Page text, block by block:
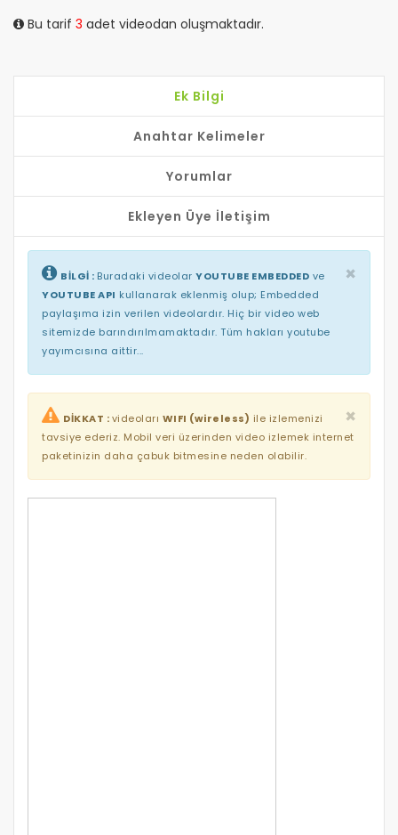
Bu tarif 3 adet videodan oluşmaktadır.
Ek Bilgi
Anahtar Kelimeler
Yorumlar
Ekleyen Üye İletişim
×
BİLGİ : Buradaki videolar YOUTUBE EMBEDDED ve
YOUTUBE API kullanarak eklenmiş olup; Embedded
paylaşıma izin verilen videolardır. Hiç bir video web
sitemizde barındırılmamaktadır. Tüm hakları youtube
yayımcısına aittir...
×
DİKKAT :videoları WIFI (wireless) ile izlemenizi
tavsiye ederiz. Mobil veri üzerinden video izlemek internet
paketinizin daha çabuk bitmesine neden olabilir.